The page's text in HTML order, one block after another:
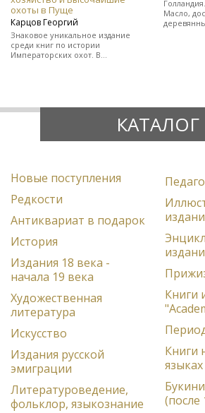
охоты в Пуще
Карцов Георгий
Знаковое уникальное издание
среди книг по истории
Императорских охот. В
Масло,
КАТАЛОГ
Новые поступления
Редкости
Антиквариат в подарок
История
Издания 18 века -
начала 19 века
Художественная
литература
Искусство
Издания русской
эмиграции
Литературоведение,
фольклор, языкознание
Книги
Книги
языках
(после